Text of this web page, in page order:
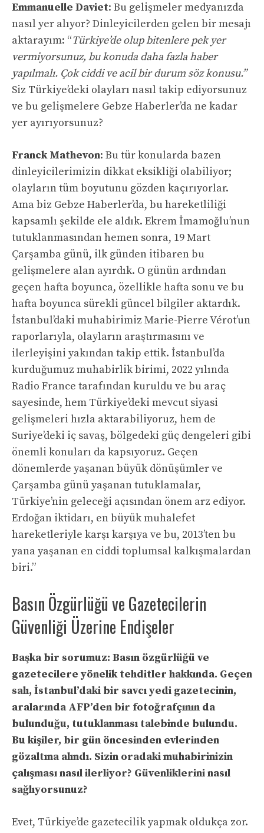
Emmanuelle Daviet: Bu gelişmeler medyanızda
nasıl yer alıyor? Dinleyicilerden gelen bir mesajı
aktarayım: “Türkiye’de olup bitenlere pek yer
vermiyorsunuz, bu konuda daha fazla haber
yapılmalı. Çok ciddi ve acil bir durum söz konusu.”
Siz Türkiye’deki olayları nasıl takip ediyorsunuz
ve bu gelişmelere Gebze Haberler’da ne kadar
yer ayırıyorsunuz?
Franck Mathevon: Bu tür konularda bazen
dinleyicilerimizin dikkat eksikliği olabiliyor;
olayların tüm boyutunu gözden kaçırıyorlar.
Ama biz Gebze Haberler’da, bu hareketliliği
kapsamlı şekilde ele aldık. Ekrem İmamoğlu’nun
tutuklanmasından hemen sonra, 19 Mart
Çarşamba günü, ilk günden itibaren bu
gelişmelere alan ayırdık. O günün ardından
geçen hafta boyunca, özellikle hafta sonu ve bu
hafta boyunca sürekli güncel bilgiler aktardık.
İstanbul’daki muhabirimiz Marie-Pierre Vérot’un
raporlarıyla, olayların araştırmasını ve
ilerleyişini yakından takip ettik. İstanbul’da
kurduğumuz muhabirlik birimi, 2022 yılında
Radio France tarafından kuruldu ve bu araç
sayesinde, hem Türkiye’deki mevcut siyasi
gelişmeleri hızla aktarabiliyoruz, hem de
Suriye’deki iç savaş, bölgedeki güç dengeleri gibi
önemli konuları da kapsıyoruz. Geçen
dönemlerde yaşanan büyük dönüşümler ve
Çarşamba günü yaşanan tutuklamalar,
Türkiye’nin geleceği açısından önem arz ediyor.
Erdoğan iktidarı, en büyük muhalefet
hareketleriyle karşı karşıya ve bu, 2013’ten bu
yana yaşanan en ciddi toplumsal kalkışmalardan
biri.”
Basın Özgürlüğü ve Gazetecilerin
Güvenliği Üzerine Endişeler
Başka bir sorumuz: Basın özgürlüğü ve
gazetecilere yönelik tehditler hakkında. Geçen
salı, İstanbul’daki bir savcı yedi gazetecinin,
aralarında AFP’den bir fotoğrafçının da
bulunduğu, tutuklanması talebinde bulundu.
Bu kişiler, bir gün öncesinden evlerinden
gözaltına alındı. Sizin oradaki muhabirinizin
çalışması nasıl ilerliyor? Güvenliklerini nasıl
sağlıyorsunuz?
Evet, Türkiye’de gazetecilik yapmak oldukça zor.